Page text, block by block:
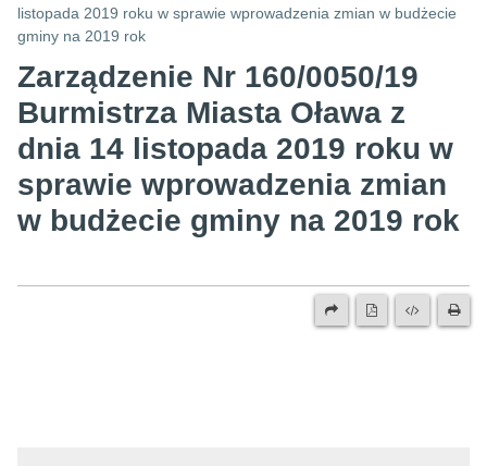
listopada 2019 roku w sprawie wprowadzenia zmian w budżecie
gminy na 2019 rok
Zarządzenie Nr 160/0050/19
Burmistrza Miasta Oława z
dnia 14 listopada 2019 roku w
sprawie wprowadzenia zmian
w budżecie gminy na 2019 rok